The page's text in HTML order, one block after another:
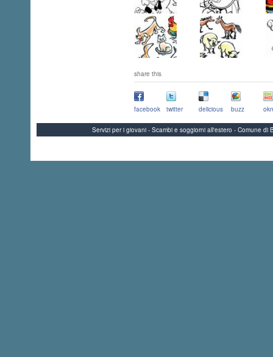
share this
facebook twitter delicious buzz
Servizi per i giovani - Scambi e soggiorni all'estero - Comune